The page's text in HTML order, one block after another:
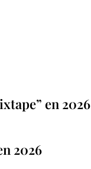
en 2026
2026